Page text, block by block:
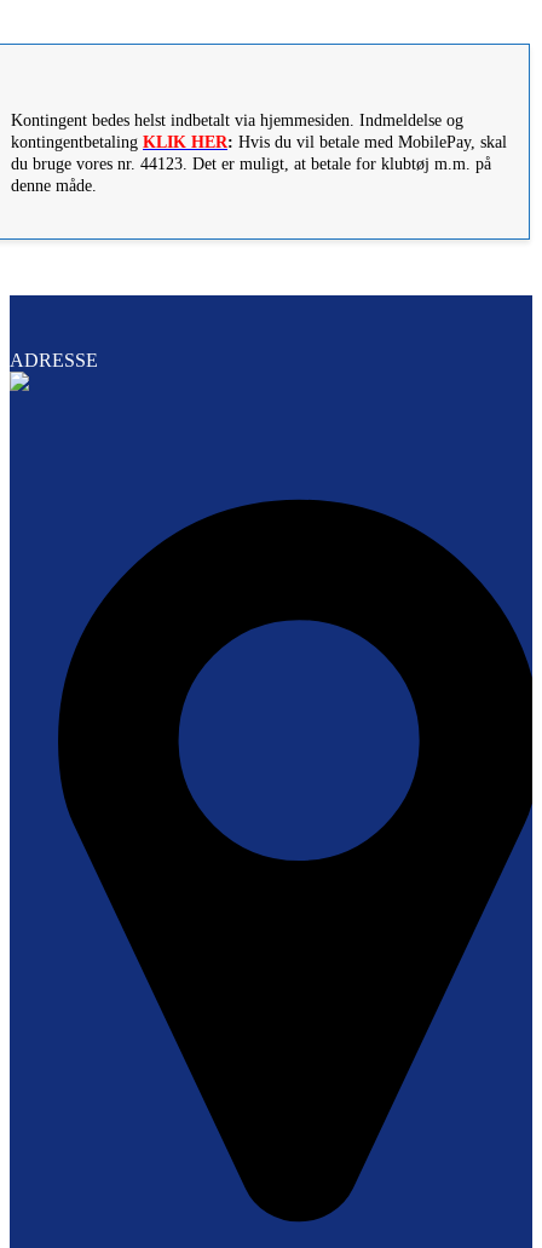
Kontingent bedes helst indbetalt via hjemmesiden. Indmeldelse og
kontingentbetaling KLIK HER: Hvis du vil betale med MobilePay, skal
du bruge vores nr. 44123. Det er muligt, at betale for klubtøj m.m. på
denne måde.
ADRESSE